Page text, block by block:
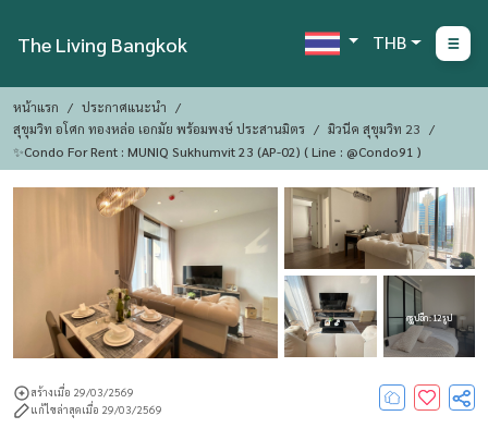
The Living Bangkok THB
หน้าแรก
ประกาศแนะนำ
สุขุมวิท อโศก ทองหล่อ เอกมัย พร้อมพงษ์ ประสานมิตร
มิวนีค สุขุมวิท 23
✨Condo For Rent : MUNIQ Sukhumvit 23 (AP-02) ( Line : @condo91 )
ดูรูปอีก : 12 รูป
สร้างเมื่อ 29/03/2569
แก้ไขล่าสุดเมื่อ 29/03/2569